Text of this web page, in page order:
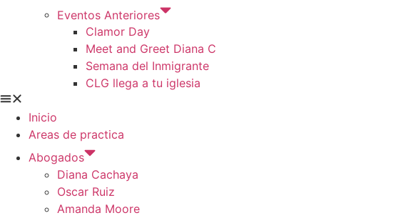
Eventos Anteriores
Clamor Day
Meet and Greet Diana C
Semana del Inmigrante
CLG llega a tu iglesia
Inicio
Areas de practica
Abogados
Diana Cachaya
Oscar Ruiz
Amanda Moore